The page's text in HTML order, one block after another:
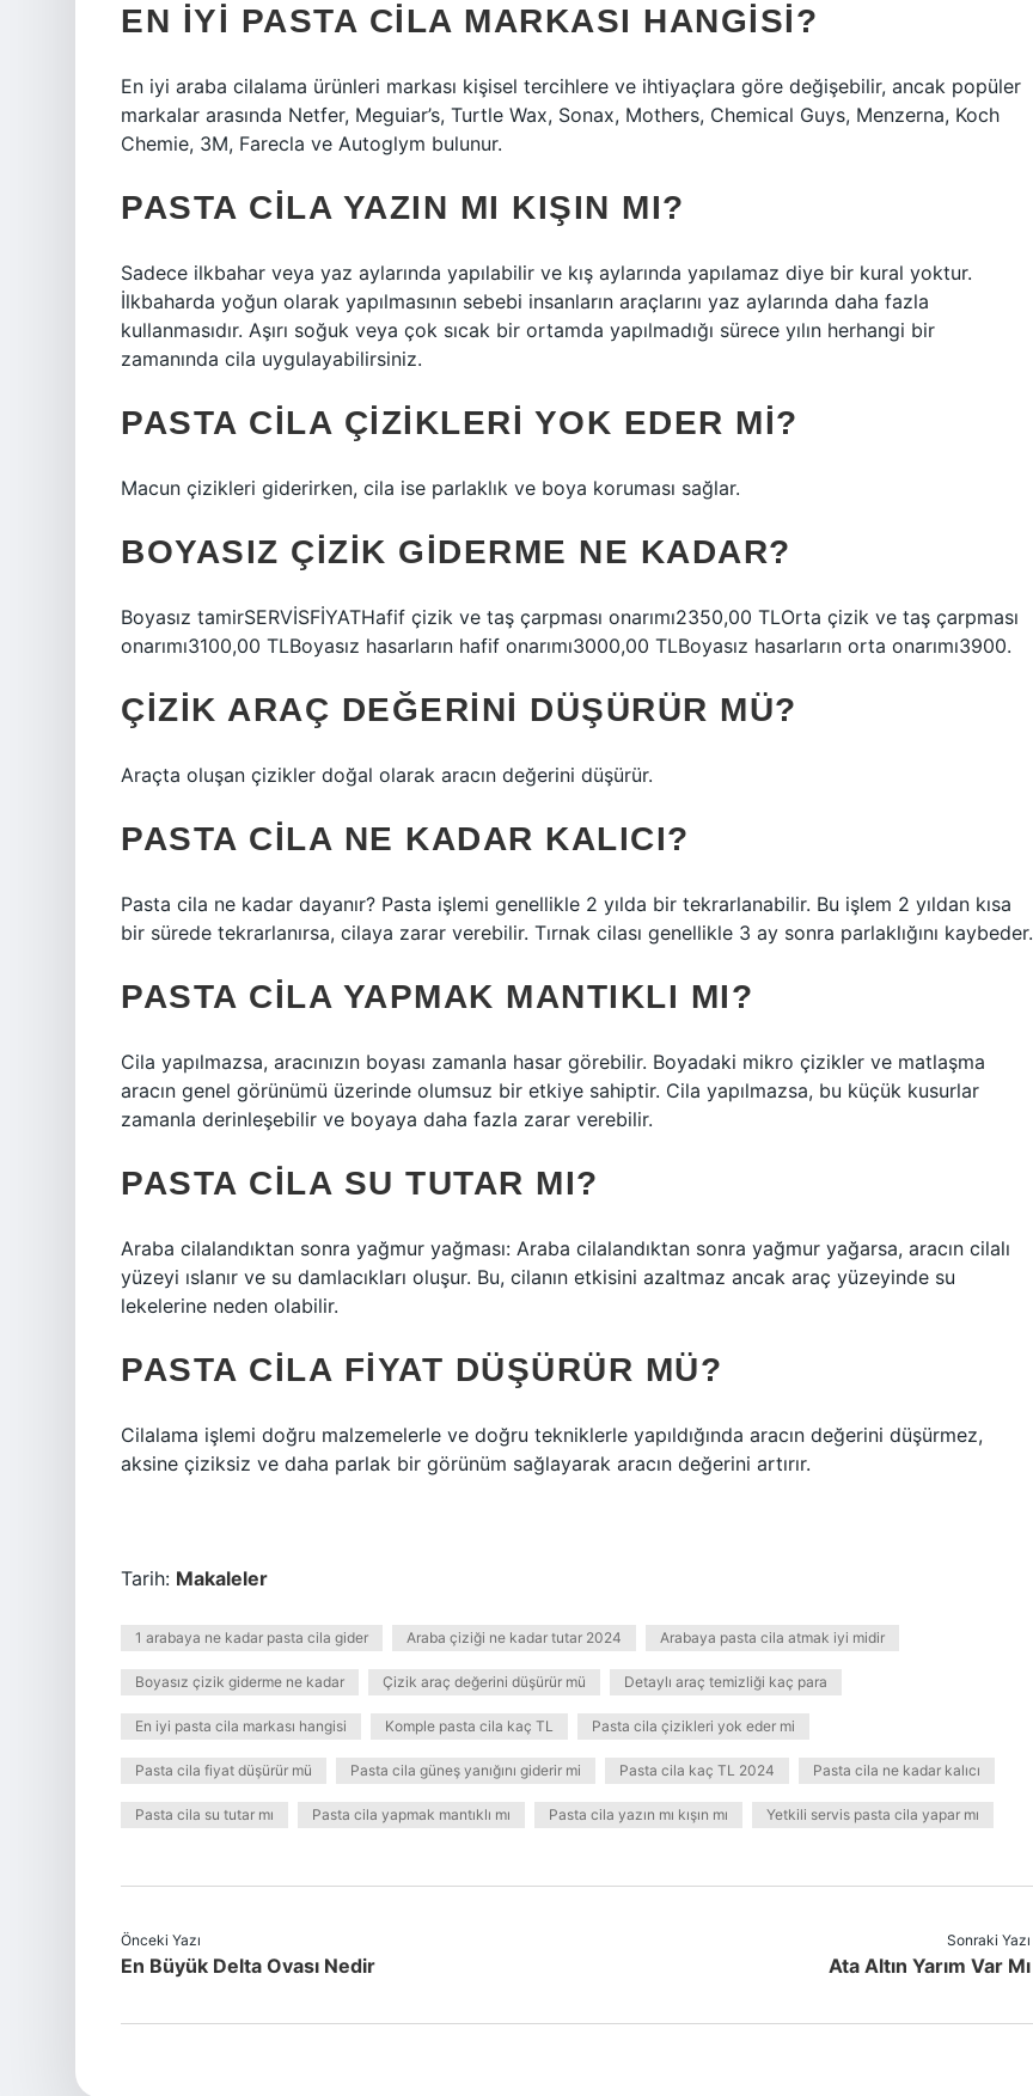
EN IYI PASTA CILA MARKASI HANGISI?
En iyi araba cilalama ürünleri markası kişisel tercihlere ve ihtiyaçlara göre değişebilir, ancak popüler
markalar arasında Netfer, Meguiar’s, Turtle Wax, Sonax, Mothers, Chemical Guys, Menzerna, Koch
Chemie, 3M, Farecla ve Autoglym bulunur.
PASTA CILA YAZIN MI KIŞIN MI?
Sadece ilkbahar veya yaz aylarında yapılabilir ve kış aylarında yapılamaz diye bir kural yoktur.
İlkbaharda yoğun olarak yapılmasının sebebi insanların araçlarını yaz aylarında daha fazla
kullanmasıdır. Aşırı soğuk veya çok sıcak bir ortamda yapılmadığı sürece yılın herhangi bir
zamanında cila uygulayabilirsiniz.
PASTA CILA ÇIZIKLERI YOK EDER MI?
Macun çizikleri giderirken, cila ise parlaklık ve boya koruması sağlar.
BOYASIZ ÇIZIK GIDERME NE KADAR?
Boyasız tamirSERVİSFİYATHafif çizik ve taş çarpması onarımı2350,00 TLOrta çizik ve taş çarpması
onarımı3100,00 TLBoyasız hasarların hafif onarımı3000,00 TLBoyasız hasarların orta onarımı3900.
ÇIZIK ARAÇ DEĞERINI DÜŞÜRÜR MÜ?
Araçta oluşan çizikler doğal olarak aracın değerini düşürür.
PASTA CILA NE KADAR KALICI?
Pasta cila ne kadar dayanır? Pasta işlemi genellikle 2 yılda bir tekrarlanabilir. Bu işlem 2 yıldan kısa
bir sürede tekrarlanırsa, cilaya zarar verebilir. Tırnak cilası genellikle 3 ay sonra parlaklığını kaybeder.
PASTA CILA YAPMAK MANTIKLI MI?
Cila yapılmazsa, aracınızın boyası zamanla hasar görebilir. Boyadaki mikro çizikler ve matlaşma
aracın genel görünümü üzerinde olumsuz bir etkiye sahiptir. Cila yapılmazsa, bu küçük kusurlar
zamanla derinleşebilir ve boyaya daha fazla zarar verebilir.
PASTA CILA SU TUTAR MI?
Araba cilalandıktan sonra yağmur yağması: Araba cilalandıktan sonra yağmur yağarsa, aracın cilalı
yüzeyi ıslanır ve su damlacıkları oluşur. Bu, cilanın etkisini azaltmaz ancak araç yüzeyinde su
lekelerine neden olabilir.
PASTA CILA FIYAT DÜŞÜRÜR MÜ?
Cilalama işlemi doğru malzemelerle ve doğru tekniklerle yapıldığında aracın değerini düşürmez,
aksine çiziksiz ve daha parlak bir görünüm sağlayarak aracın değerini artırır.
Tarih: Makaleler
1 arabaya ne kadar pasta cila gider Araba çiziği ne kadar tutar 2024 Arabaya pasta cila atmak iyi midir
Boyasız çizik giderme ne kadar Çizik araç değerini düşürür mü Detaylı araç temizliği kaç para
En iyi pasta cila markası hangisi Komple pasta cila kaç TL Pasta cila çizikleri yok eder mi
Pasta cila fiyat düşürür mü Pasta cila güneş yanığını giderir mi Pasta cila kaç TL 2024 Pasta cila ne kadar kalıcı
Pasta cila su tutar mı Pasta cila yapmak mantıklı mı Pasta cila yazın mı kışın mı Yetkili servis pasta cila yapar mı
Önceki Yazı
En Büyük Delta Ovası Nedir
Sonraki Yazı
Ata Altın Yarım Var Mı